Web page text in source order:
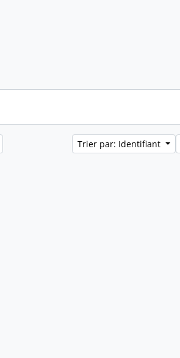
Trier par: Identifiant